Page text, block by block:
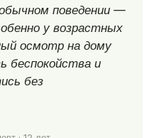
поведении —
у возрастных
осмотр на дому
беспокойства и
без